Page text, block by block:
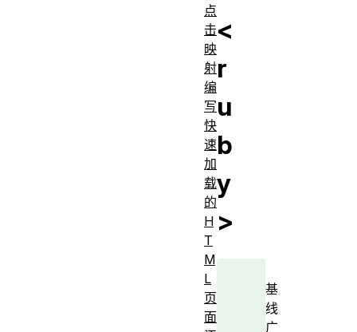
<
r
u
b
y
>
基
线
广
点
击
映
射
编
写
快
速
加
载
的
H
T
M
L
页
面